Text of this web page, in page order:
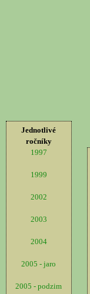
Jednotlivé
ročníky
1997
1999
2002
2003
2004
2005 - jaro
2005 - podzim